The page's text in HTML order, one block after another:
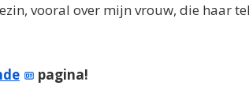
vooral over mijn vrouw, die haar
pagina!